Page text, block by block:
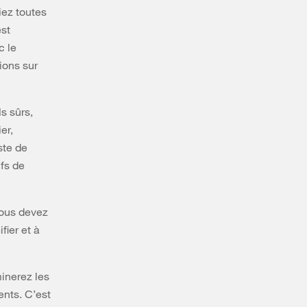
toutes
le
sur
sûrs,
de
de
devez
et à
les
C’est